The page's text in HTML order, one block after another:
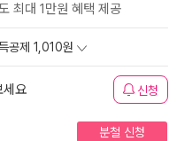
최대 1만원 혜택 제공
공제 1,010원
세요 신청
분철 신청